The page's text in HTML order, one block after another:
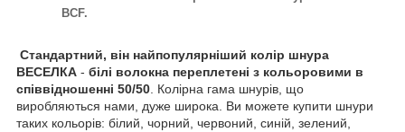
BCF.
Стандартний, він найпопулярніший колір шнура
ВЕСЕЛКА - білі волокна переплетені з кольоровими в
співвідношенні 50/50. Колірна гама шнурів, що
виробляються нами, дуже широка. Ви можете купити шнури
таких кольорів: білий, чорний, червоний, синій, зелений,